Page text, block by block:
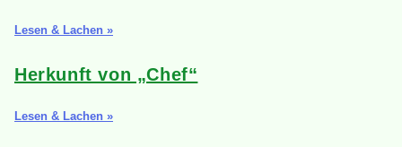
Lesen & Lachen »
Herkunft von „Chef“
Lesen & Lachen »